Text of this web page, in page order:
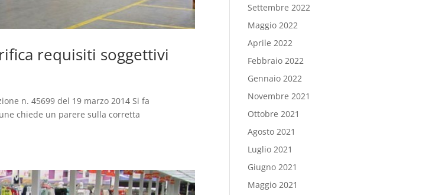
requisiti soggettivi
n. 45699 del 19 marzo 2014 Si fa
chiede un parere sulla corretta
Settembre 2022
Maggio 2022
Aprile 2022
Febbraio 2022
Gennaio 2022
Novembre 2021
Ottobre 2021
Agosto 2021
Luglio 2021
Giugno 2021
Maggio 2021